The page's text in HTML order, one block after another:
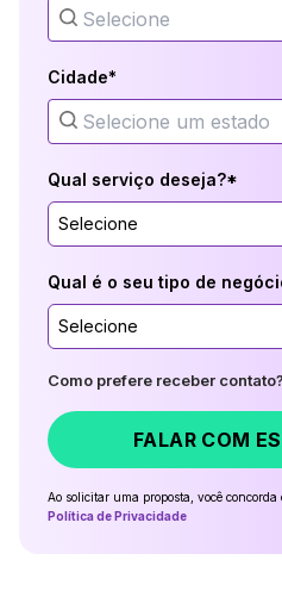
Cidade*
Qual serviço deseja?*
Selecione
Qual é o seu tipo de
Selecione
Como prefere receber contato?
FALAR COM
Ao solicitar uma proposta, você concorda
Política de Privacidade